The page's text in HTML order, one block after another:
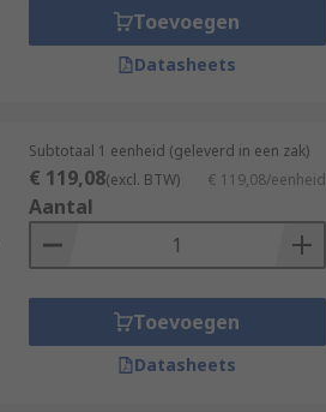
Toevoegen
Datasheets
Subtotaal 1 eenheid (geleverd in een zak)
€ 119,08(excl. BTW) € 119,08/eenheid
Aantal
Toevoegen
Datasheets